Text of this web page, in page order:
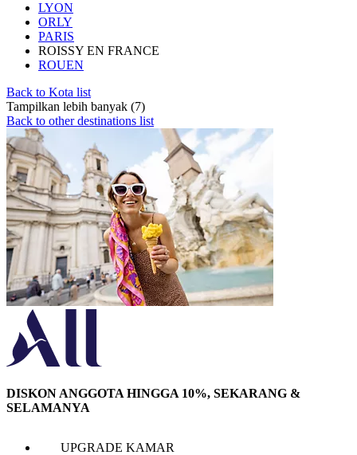
LYON
ORLY
PARIS
ROISSY EN FRANCE
ROUEN
Back to Kota list
Tampilkan lebih banyak (7)
Back to other destinations list
DISKON ANGGOTA HINGGA 10%, SEKARANG &
SELAMANYA
UPGRADE KAMAR